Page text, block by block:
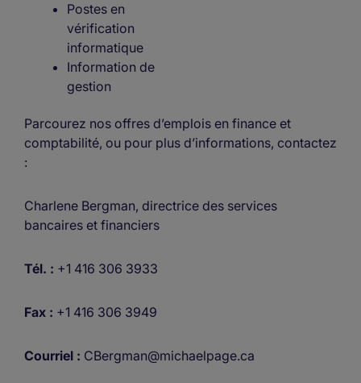
Postes en
vérification
informatique
Information de
gestion
Parcourez nos offres d’emplois en finance et
comptabilité, ou pour plus d’informations, contactez
:
Charlene Bergman, directrice des services
bancaires et financiers
Tél. : +1 416 306 3933
Fax : +1 416 306 3949
Courriel : CBergman@michaelpage.ca